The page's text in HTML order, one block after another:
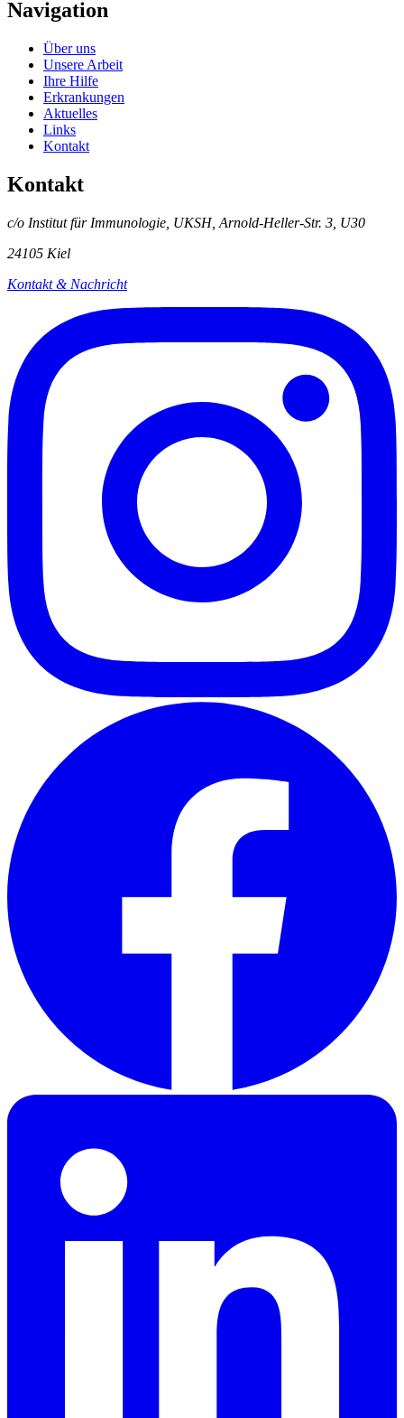
Navigation
Über uns
Unsere Arbeit
Ihre Hilfe
Erkrankungen
Aktuelles
Links
Kontakt
Kontakt
c/o Institut für Immunologie, UKSH, Arnold-Heller-Str. 3, U30
24105 Kiel
Kontakt & Nachricht